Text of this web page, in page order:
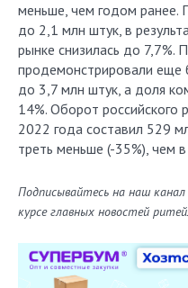
меньше, чем годом ранее.
до 2,1 млн штук, в
рынке снизилась до 7,7%.
продемонстрировали еще
до 3,7 млн штук, а доля
14%. Оборот российского
2022 года составил 529
треть меньше (-35%), чем
Подписывайтесь на наш канал
курсе главных новостей